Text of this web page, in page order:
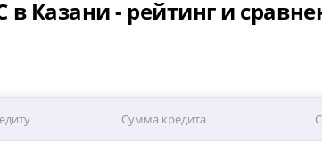
Казани - рейтинг и
Сумма кредита